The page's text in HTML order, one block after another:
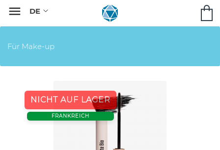

Für Make-up
NICHT AUF LAGER
FRANKREICH